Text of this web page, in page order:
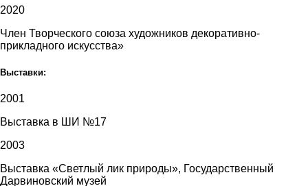
2020
Член Творческого союза художников декоративно-
прикладного искусства»
Выставки:
2001
Выставка в ШИ №17
2003
Выставка «Светлый лик природы», Государственный
Дарвиновский музей